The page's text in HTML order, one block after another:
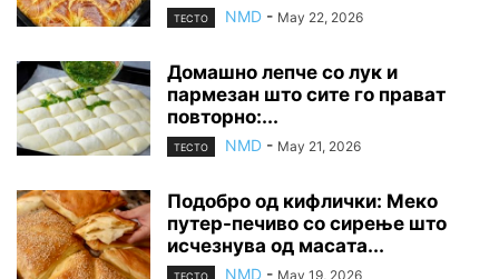
ТЕСТО NMD - May 22, 2026
Домашно лепче со лук и
пармезан што сите го прават
повторно:...
ТЕСТО NMD - May 21, 2026
Подобро од кифлички: Меко
путер-печиво со сирење што
исчезнува од масата...
NMD - May 19, 2026